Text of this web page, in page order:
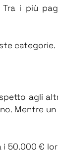
i più
categorie.
agli
Mentre
50.000 €